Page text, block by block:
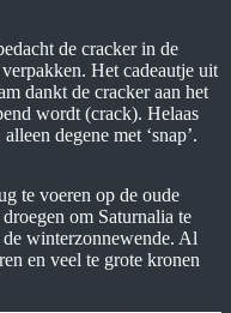
de cracker in de
Het cadeautje uit
dankt de cracker aan het
wordt (crack). Helaas
degene met ‘snap’.
te voeren op de oude
om Saturnalia te
winterzonnewende. Al
en veel te grote kronen